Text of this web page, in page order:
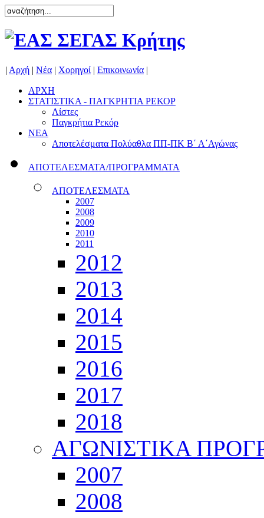
| Αρχή | Νέα | Χορηγοί | Επικοινωνία |
ΑΡΧΗ
ΣΤΑΤΙΣΤΙΚΑ - ΠΑΓΚΡΗΤΙΑ ΡΕΚΟΡ
Λίστες
Παγκρήτια Ρεκόρ
ΝΕΑ
Αποτελέσματα Πολύαθλα ΠΠ-ΠΚ Β΄ Α΄Αγώνας
ΑΠΟΤΕΛΕΣΜΑΤΑ/ΠΡΟΓΡΑΜΜΑΤΑ
ΑΠΟΤΕΛΕΣΜΑΤΑ
2007
2008
2009
2010
2011
2012
2013
2014
2015
2016
2017
2018
ΑΓΩΝΙΣΤΙΚΑ
2007
2008